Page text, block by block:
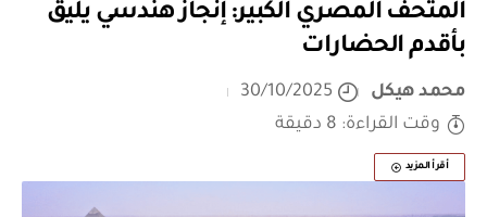
المتحف المصري الكبير: إنجاز هندسي يليق
بأقدم الحضارات
محمد هيكل
30/10/2025
وقت القراءة: 8 دقيقة
أقرأ المزيد